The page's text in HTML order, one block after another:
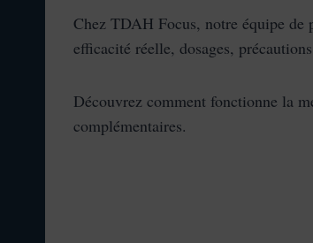
Chez TDAH Focus, notre équipe de
efficacité réelle, dosages,
Découvrez comment fonctionne la
complémentaires.